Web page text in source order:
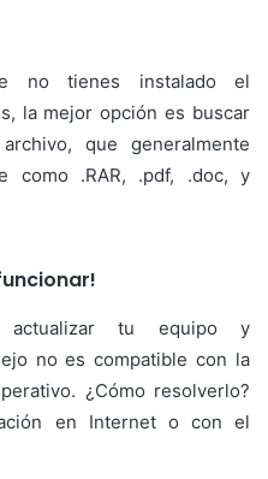
no tienes instalado el
la mejor opción es buscar
que generalmente
como .RAR, .pdf, .doc, y
actualizar tu equipo y
no es compatible con la
¿Cómo resolverlo?
en Internet o con el